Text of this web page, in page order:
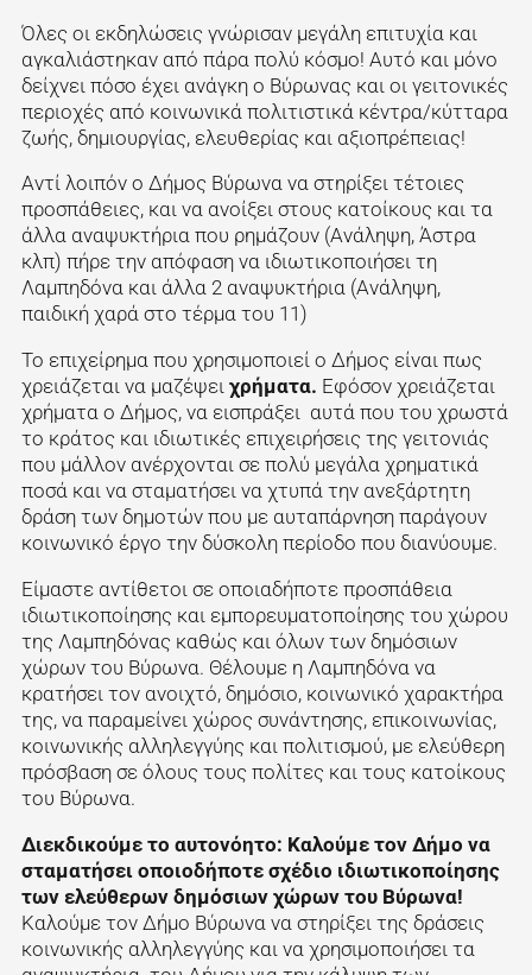
Όλες οι εκδηλώσεις γνώρισαν μεγάλη επιτυχία και
αγκαλιάστηκαν από πάρα πολύ κόσμο! Αυτό και μόνο
δείχνει πόσο έχει ανάγκη ο Βύρωνας και οι γειτονικές
περιοχές από κοινωνικά πολιτιστικά κέντρα/κύτταρα
ζωής, δημιουργίας, ελευθερίας και αξιοπρέπειας!
Αντί λοιπόν ο Δήμος Βύρωνα να στηρίξει τέτοιες
προσπάθειες, και να ανοίξει στους κατοίκους και τα
άλλα αναψυκτήρια που ρημάζουν (Ανάληψη, Άστρα
κλπ) πήρε την απόφαση να ιδιωτικοποιήσει τη
Λαμπηδόνα και άλλα 2 αναψυκτήρια (Ανάληψη,
παιδική χαρά στο τέρμα του 11)
Το επιχείρημα που χρησιμοποιεί ο Δήμος είναι πως
χρειάζεται να μαζέψειχρήματα. Εφόσον χρειάζεται
χρήματα ο Δήμος, να εισπράξει αυτά που του χρωστά
το κράτος και ιδιωτικές επιχειρήσεις της γειτονιάς
που μάλλον ανέρχονται σε πολύ μεγάλα χρηματικά
ποσά και να σταματήσει να χτυπά την ανεξάρτητη
δράση των δημοτών που με αυταπάρνηση παράγουν
κοινωνικό έργο την δύσκολη περίοδο που διανύουμε.
Είμαστε αντίθετοι σε οποιαδήποτε προσπάθεια
ιδιωτικοποίησης και εμπορευματοποίησης του χώρου
της Λαμπηδόνας καθώς και όλων των δημόσιων
χώρων του Βύρωνα. Θέλουμε η Λαμπηδόνα να
κρατήσει τον ανοιχτό, δημόσιο, κοινωνικό χαρακτήρα
της, να παραμείνει χώρος συνάντησης, επικοινωνίας,
κοινωνικής αλληλεγγύης και πολιτισμού, με ελεύθερη
πρόσβαση σε όλους τους πολίτες και τους κατοίκους
του Βύρωνα.
Διεκδικούμε το αυτονόητο: Καλούμε τον Δήμο να
σταματήσει οποιοδήποτε σχέδιο ιδιωτικοποίησης
των ελεύθερων δημόσιων χώρων του Βύρωνα!
Καλούμε τον Δήμο Βύρωνα να στηρίξει της δράσεις
κοινωνικής αλληλεγγύης και να χρησιμοποιήσει τα